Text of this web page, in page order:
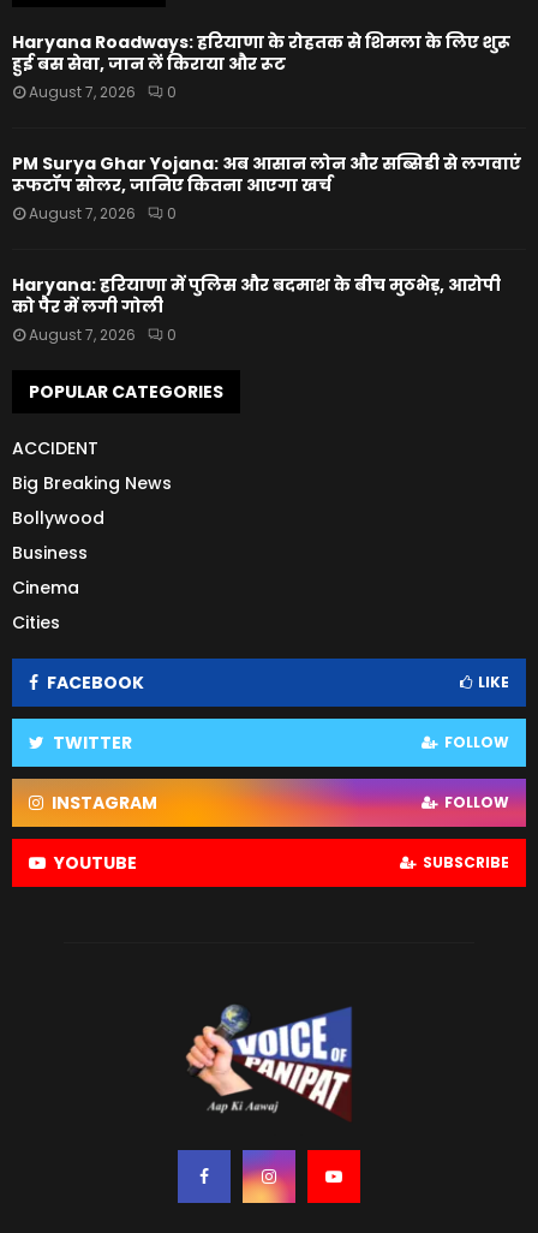
Haryana Roadways: हरियाणा के रोहतक से शिमला के लिए शुरू
हुई बस सेवा, जान लें किराया और रूट
August 7, 2026 0
PM Surya Ghar Yojana: अब आसान लोन और सब्सिडी से लगवाएं
रूफटॉप सोलर, जानिए कितना आएगा खर्च
August 7, 2026 0
Haryana: हरियाणा में पुलिस और बदमाश के बीच मुठभेड़, आरोपी
को पैर में लगी गोली
August 7, 2026 0
POPULAR CATEGORIES
ACCIDENT
Big Breaking News
Bollywood
Business
Cinema
Cities
FACEBOOK LIKE
TWITTER FOLLOW
INSTAGRAM FOLLOW
YOUTUBE SUBSCRIBE